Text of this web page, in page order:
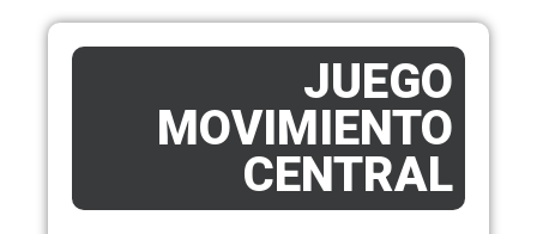
JUEGO
MOVIMIENTO
CENTRAL